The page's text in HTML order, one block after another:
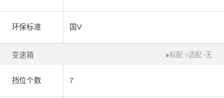
环保标准 国V
变速箱 ●标配 ○选配 -无
挡位个数 7